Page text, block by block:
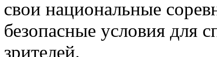
свои национальные
безопасные условия для
зрителей.